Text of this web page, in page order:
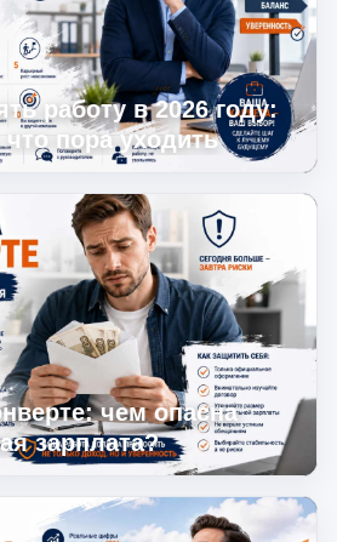
работу в 2026 году:
что пора уходить
чем опасна
зарплата?